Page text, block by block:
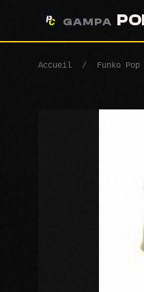
GAMPA
Accueil / Funko Pop